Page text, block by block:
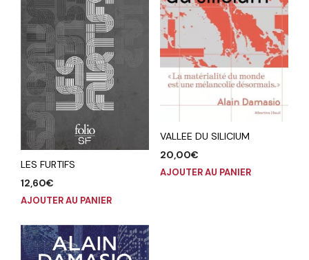
LES FURTIFS
12,60€
AJOUTER AU PANIER
VALLEE DU SILICIUM
20,00€
AJOUTER AU PANIER